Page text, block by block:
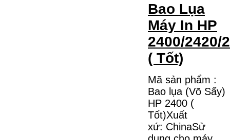
Bao Lụa
Máy In HP
2400/2420/
( Tốt)
Mã sản phẩm :
Bao lụa (Võ Sấy)
HP 2400 (
Tốt)Xuất
xứ: ChinaSử